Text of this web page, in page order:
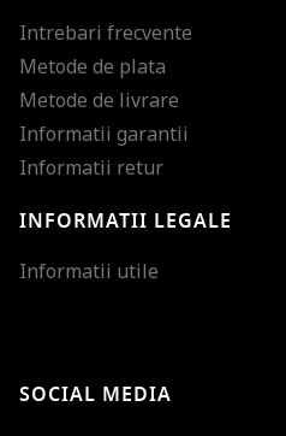
Intrebari frecvente
Metode de plata
Metode de livrare
Informatii garantii
Informatii retur
INFORMATII LEGALE
Informatii utile
SOCIAL MEDIA